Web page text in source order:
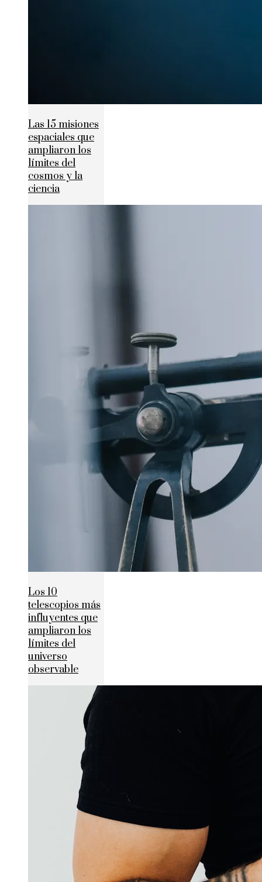
Las 15 misiones
espaciales que
ampliaron los
límites del
cosmos y la
ciencia
Los 10
telescopios más
influyentes que
ampliaron los
límites del
universo
observable